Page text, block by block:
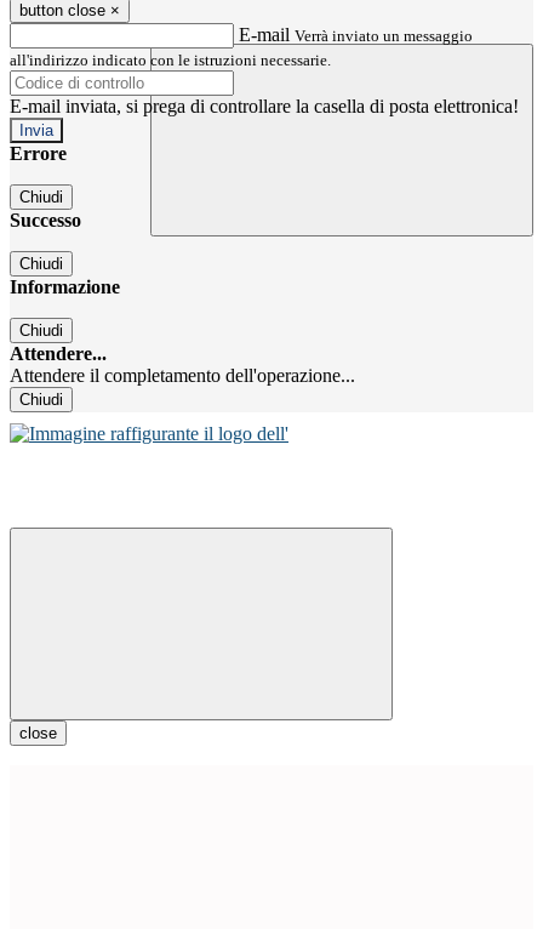
button close ×
E-mail Verrà inviato un messaggio
all'indirizzo indicato con le istruzioni necessarie.
E-mail inviata, si prega di controllare la casella di posta elettronica!
Errore
Chiudi
Successo
Chiudi
Informazione
Chiudi
Attendere...
Attendere il completamento dell'operazione...
Chiudi
close